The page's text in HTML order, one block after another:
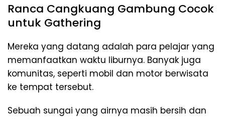
Ranca Cangkuang Gambung Cocok
untuk Gathering
Mereka yang datang adalah para pelajar yang
memanfaatkan waktu liburnya. Banyak juga
komunitas, seperti mobil dan motor berwisata
ke tempat tersebut.
Sebuah sungai yang airnya masih bersih dan